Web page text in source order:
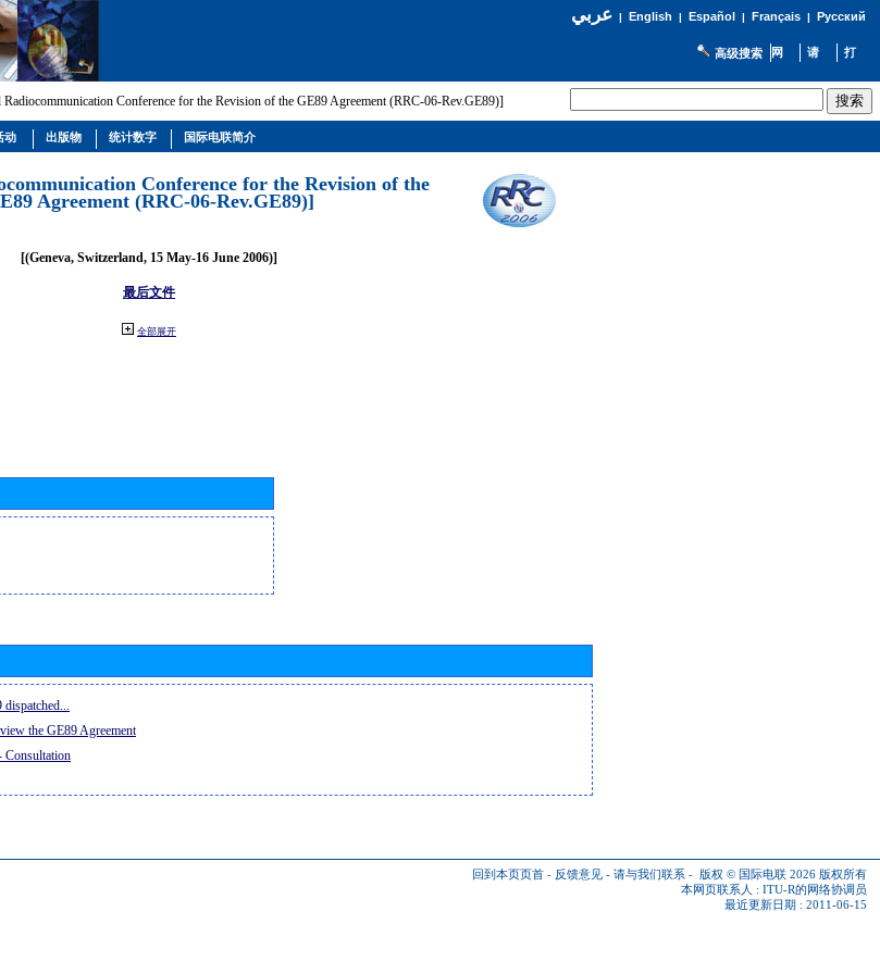
عربي| English | Español | Français| Русский
高级搜索
Radiocommunication Conference for the Revision of the GE89 Agreement (RRC-06-Rev.GE89)]
Conference for the Revision of the
Agreement (RRC-06-Rev.GE89)]
[(Geneva, Switzerland, 15 May-16 June 2006)]
最后文件
全部展开
the GE89 Agreement
Consultation
回到本页页首 - 反馈意见 - 请与我们联系 - 版权 © 国际电联 2026 版权所有
本网页联系人 : ITU-R的网络协调员
最近更新日期 : 2011-06-15
动 出版物 统计数字 国际电联简介